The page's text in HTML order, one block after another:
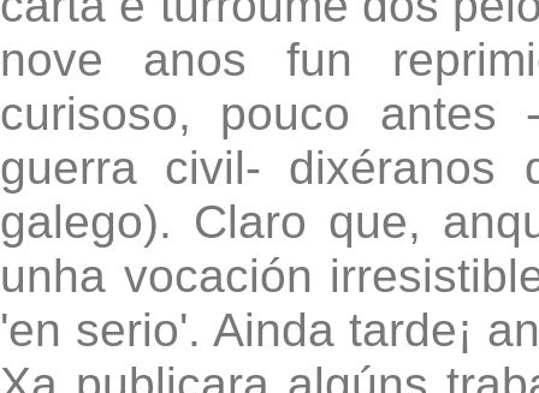
nove anos fun
curisoso, pouco antes
guerra civil- dixéranos
galego). Claro que,
unha vocación
'en serio'. Ainda tarde¡